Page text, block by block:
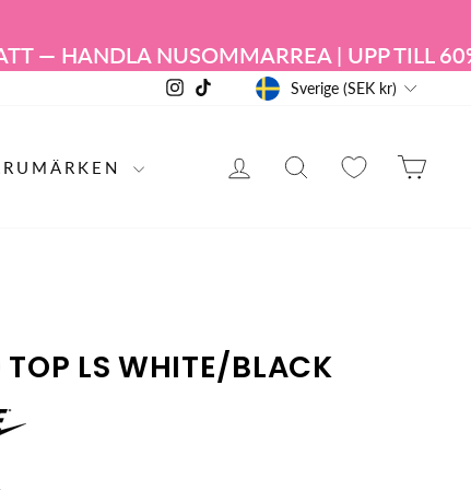
— HANDLA NU SOMMARREA | UPP TILL 60%
Instagram
TikTok VALUTA
Sverige (SEK kr)
LOGGA IN
TOP LS WHITE/BLACK